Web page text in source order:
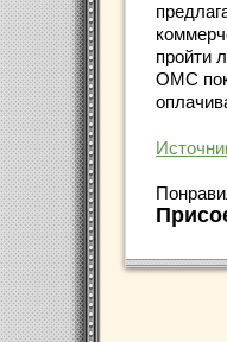
пройти
ОМС